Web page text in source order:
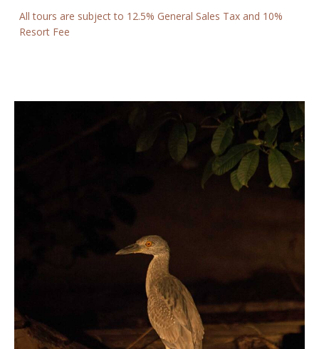
All tours are subject to 12.5% General Sales Tax and 10%
Resort Fee